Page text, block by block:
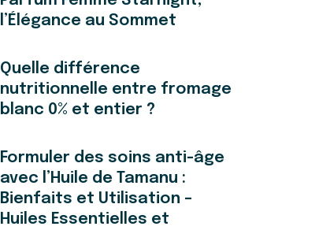
l’Élégance au Sommet
Quelle différence
nutritionnelle entre fromage
blanc 0% et entier ?
Formuler des soins anti-âge
avec l’Huile de Tamanu :
Bienfaits et Utilisation –
Huiles Essentielles et